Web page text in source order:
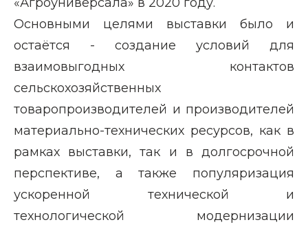
Основными целями выставки было и
остаётся - создание условий для
взаимовыгодных контактов
сельскохозяйственных
товаропроизводителей и производителей
материально-технических ресурсов, как в
рамках выставки, так и в долгосрочной
перспективе, а также популяризация
ускоренной технической и
технологической модернизации